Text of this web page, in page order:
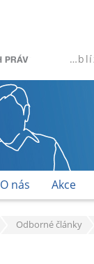
O nás Akce
Odborné články